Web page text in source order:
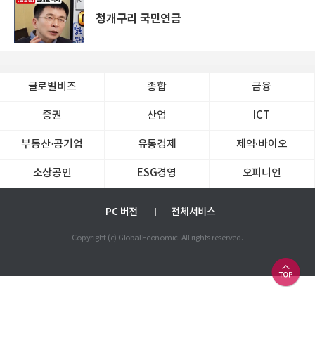
청개구리 국민연금
글로벌비즈 종합 금융
증권 산업 ICT
부동산·공기업 유통경제 제약∙바이오
소상공인 ESG경영 오피니언
PC 버전 전체서비스
Copyright (c) Global Economic. All rights reserved.